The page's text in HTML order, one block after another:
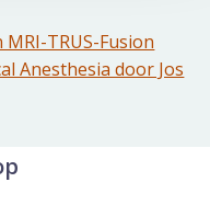
TRUS-Fusion
Anesthesia door Jos